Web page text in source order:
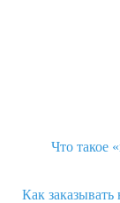
Что такое
Как